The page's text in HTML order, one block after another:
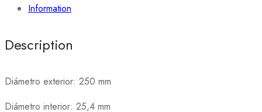
Information
Description
Diámetro exterior: 250 mm
Diámetro interior: 25,4 mm